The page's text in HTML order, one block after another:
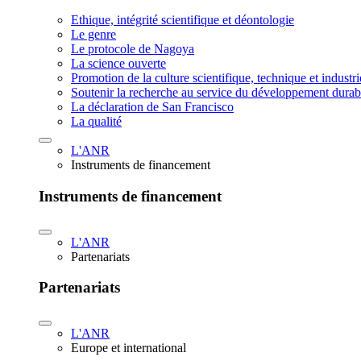
Ethique, intégrité scientifique et déontologie
Le genre
Le protocole de Nagoya
La science ouverte
Promotion de la culture scientifique, technique et
Soutenir la recherche au service du développement
La déclaration de San Francisco
La qualité
L'ANR
Instruments de financement
Instruments de financement
L'ANR
Partenariats
Partenariats
L'ANR
Europe et international